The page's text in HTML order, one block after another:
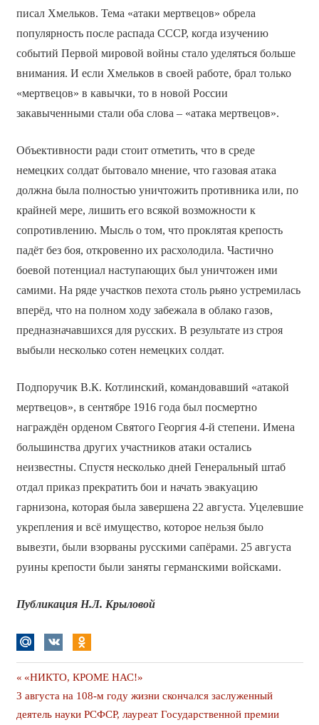
писал Хмельков. Тема «атаки мертвецов» обрела
популярность после распада СССР, когда изучению
событий Первой мировой войны стало уделяться больше
внимания. И если Хмельков в своей работе, брал только
«мертвецов» в кавычки, то в новой России
закавыченными стали оба слова – «атака мертвецов».
Объективности ради стоит отметить, что в среде
немецких солдат бытовало мнение, что газовая атака
должна была полностью уничтожить противника или, по
крайней мере, лишить его всякой возможности к
сопротивлению. Мысль о том, что проклятая крепость
падёт без боя, откровенно их расхолодила. Частично
боевой потенциал наступающих был уничтожен ими
самими. На ряде участков пехота столь рьяно устремилась
вперёд, что на полном ходу забежала в облако газов,
предназначавшихся для русских. В результате из строя
выбыли несколько сотен немецких солдат.
Подпоручик В.К. Котлинский, командовавший «атакой
мертвецов», в сентябре 1916 года был посмертно
награждён орденом Святого Георгия 4-й степени. Имена
большинства других участников атаки остались
неизвестны. Спустя несколько дней Генеральный штаб
отдал приказ прекратить бои и начать эвакуацию
гарнизона, которая была завершена 22 августа. Уцелевшие
укрепления и всё имущество, которое нельзя было
вывезти, были взорваны русскими сапёрами. 25 августа
руины крепости были заняты германскими войсками.
Публикация Н.Л. Крыловой
Навигация
по
Предыдущая
публикация
«НИКТО, КРОМЕ НАС!»
Следующая
публикация
3 августа на 108-м году жизни скончался заслуженный
деятель науки РСФСР, лауреат Государственной премии